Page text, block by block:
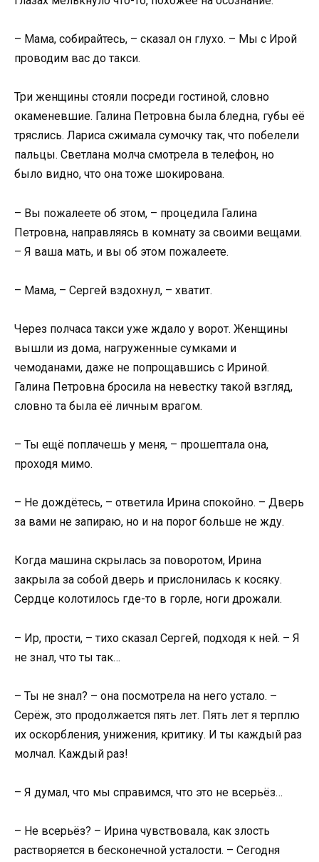
– Мама, собирайтесь, – сказал он глухо. – Мы с Ирой
проводим вас до такси.
Три женщины стояли посреди гостиной, словно
окаменевшие. Галина Петровна была бледна, губы её
тряслись. Лариса сжимала сумочку так, что побелели
пальцы. Светлана молча смотрела в телефон, но
было видно, что она тоже шокирована.
– Вы пожалеете об этом, – процедила Галина
Петровна, направляясь в комнату за своими вещами.
– Я ваша мать, и вы об этом пожалеете.
– Мама, – Сергей вздохнул, – хватит.
Через полчаса такси уже ждало у ворот. Женщины
вышли из дома, нагруженные сумками и
чемоданами, даже не попрощавшись с Ириной.
Галина Петровна бросила на невестку такой взгляд,
словно та была её личным врагом.
– Ты ещё поплачешь у меня, – прошептала она,
проходя мимо.
– Не дождётесь, – ответила Ирина спокойно. – Дверь
за вами не запираю, но и на порог больше не жду.
Когда машина скрылась за поворотом, Ирина
закрыла за собой дверь и прислонилась к косяку.
Сердце колотилось где-то в горле, ноги дрожали.
– Ир, прости, – тихо сказал Сергей, подходя к ней. – Я
не знал, что ты так…
– Ты не знал? – она посмотрела на него устало. –
Серёж, это продолжается пять лет. Пять лет я терплю
их оскорбления, унижения, критику. И ты каждый раз
молчал. Каждый раз!
– Я думал, что мы справимся, что это не всерьёз…
– Не всерьёз? – Ирина чувствовала, как злость
растворяется в бесконечной усталости. – Сегодня